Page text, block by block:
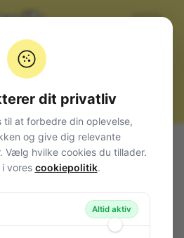
stik og adaptere
Kabeltilbehør
12-24mm 10m Natural
Band 12-24mm 10m
dit privatliv
til at forbedre din oplevelse,
og give dig relevante
Vælg hvilke cookies du tillader.
vores cookiepolitik.
Altid aktiv